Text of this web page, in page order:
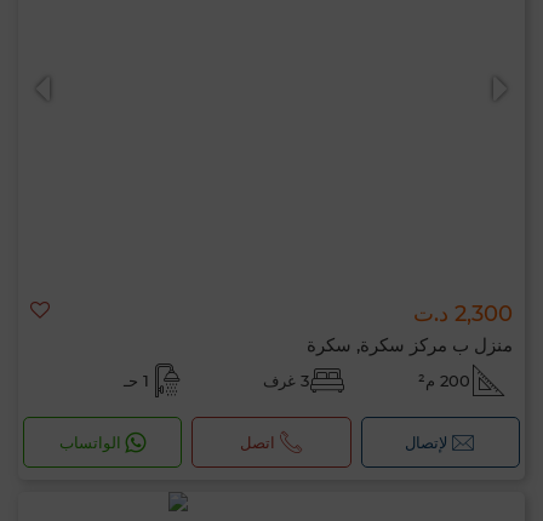
2,300 د.ت
منزل ب مركز سكرة, سكرة
200 م² 3 غرف 1 حـ
لإتصال اتصل الواتساب